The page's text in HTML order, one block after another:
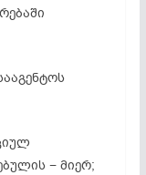
− მიერ;